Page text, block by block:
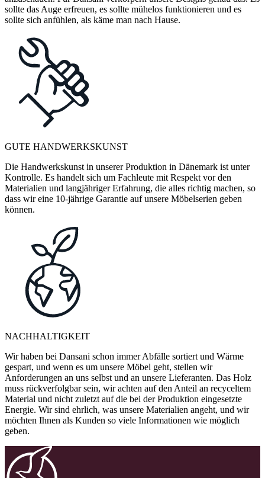
sollte das Auge erfreuen, es sollte mühelos funktionieren und es
sollte sich anfühlen, als käme man nach Hause.
GUTE HANDWERKSKUNST
Die Handwerkskunst in unserer Produktion in Dänemark ist unter
Kontrolle. Es handelt sich um Fachleute mit Respekt vor den
Materialien und langjähriger Erfahrung, die alles richtig machen, so
dass wir eine 10-jährige Garantie auf unsere Möbelserien geben
können.
NACHHALTIGKEIT
Wir haben bei Dansani schon immer Abfälle sortiert und Wärme
gespart, und wenn es um unsere Möbel geht, stellen wir
Anforderungen an uns selbst und an unsere Lieferanten. Das Holz
muss rückverfolgbar sein, wir achten auf den Anteil an recyceltem
Material und nicht zuletzt auf die bei der Produktion eingesetzte
Energie. Wir sind ehrlich, was unsere Materialien angeht, und wir
möchten Ihnen als Kunden so viele Informationen wie möglich
geben.